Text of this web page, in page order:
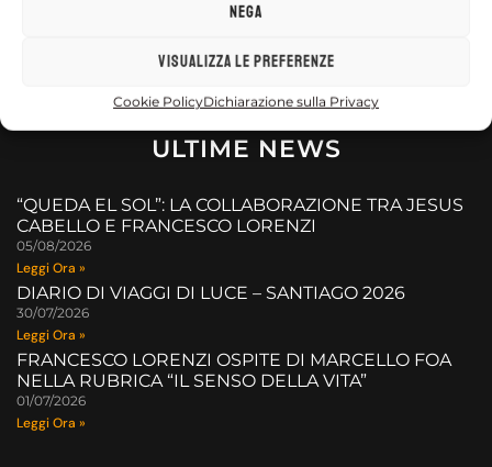
Nega
Visualizza le preferenze
Cookie PolicyDichiarazione sulla Privacy
ULTIME NEWS
“QUEDA EL SOL”: LA COLLABORAZIONE TRA JESUS
CABELLO E FRANCESCO LORENZI
05/08/2026
Leggi Ora »
DIARIO DI VIAGGI DI LUCE – SANTIAGO 2026
30/07/2026
Leggi Ora »
FRANCESCO LORENZI OSPITE DI MARCELLO FOA
NELLA RUBRICA “IL SENSO DELLA VITA”
01/07/2026
Leggi Ora »